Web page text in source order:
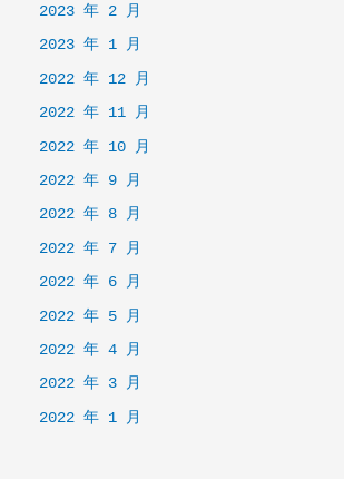
2023 年 2 月
2023 年 1 月
2022 年 12 月
2022 年 11 月
2022 年 10 月
2022 年 9 月
2022 年 8 月
2022 年 7 月
2022 年 6 月
2022 年 5 月
2022 年 4 月
2022 年 3 月
2022 年 1 月